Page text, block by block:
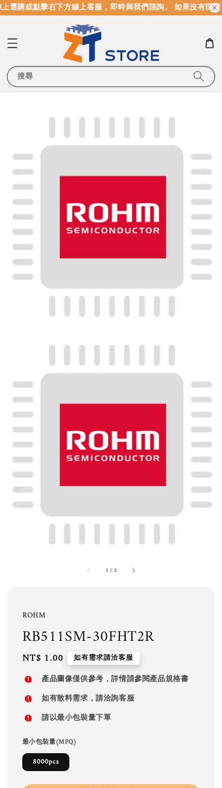
選購或點擊右下方線上客服，即時與我們諮詢。 如果沒有現貨
搜尋
1 / 2
ROHM
RB511SM-30FHT2R
Regular
price
NT$ 1.00 如有需求請洽客服
產品圖像僅供參考，詳情請參閱產品規格書
如有散料需求，請洽詢客服
請以最小包裝量下單
最小包裝量(MPQ)
8000pcs